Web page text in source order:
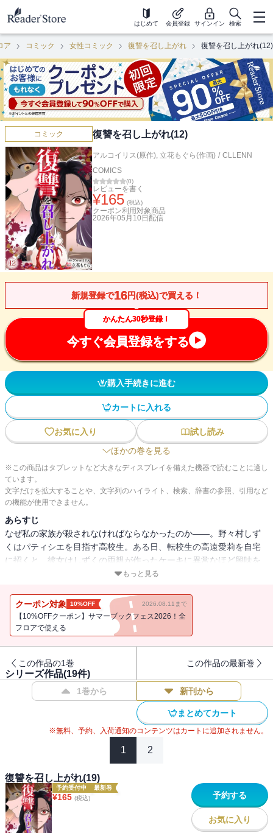
はじめて 会員登録 サインイン 検索
ア コミック 女性コミック 復讐を召し上がれ 復讐を召し上がれ(12)
コミック 復讐を召し上がれ(12)
アルコイリス(原作), 立花もぐら(作画) / CLLENN
COMICS
(0)
レビューを書く
¥165 (税込)
クーポン利用対象商品
2026年05月10日 配信
新規登録で16円(税込)で買える！
かんたん30秒登録！
今すぐ会員登録をする
購入手続きに進む
カートに入れる
お気に入り
試し読み
ほかの巻を見る
※この商品はタブレットなど大きなディスプレイを備えた機器で読むことに適し
ています。
文字だけを拡大することや、文字列のハイライト、検索、辞書の参照、引用など
の機能が使用できません。
あらすじ
なぜ私の家族が殺されなければならなかったのか――。野々村しず
くはパティシエを目指す高校生。ある日、転校生の高遠愛莉を自宅
に招くと、彼女はしずくの両親が作ったケーキに異常なほど興味を
示す。世界的に有名なブランドパティスリー『トシナリタカトオグ
きた。愛莉はしずくの大切なものを次々と奪っていき、ついに
は・・・・・・。10年後、全てを奪われたしずくは名前も顔も変
え、愛莉の前に立つ。全ては彼女に復讐するため、あの日の絶望以
もっと見る
クーポン対象 10%OFF 2026.08.11まで
【10%OFFクーポン】サマーブックフェス2026！全
フロアで使える
この作品の1巻 この作品の最新巻
シリーズ作品(19件)
1巻から 新刊から
まとめてカート
※無料、予約、入荷通知のコンテンツはカートに追加されません。
1 2
復讐を召し上がれ(19)
予約受付中 最新巻
¥165 (税込) 予約する
お気に入り